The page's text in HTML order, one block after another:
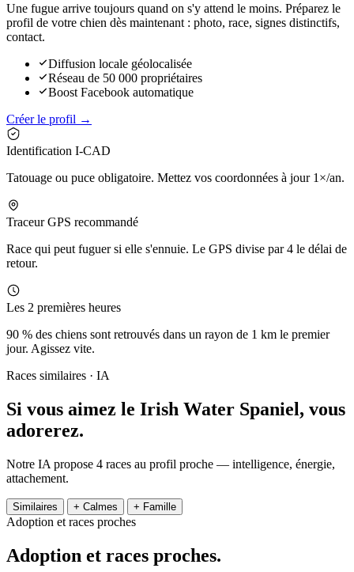
Une fugue arrive toujours quand on s'y attend le moins. Préparez le
profil de votre chien dès maintenant : photo, race, signes distinctifs,
contact.
Diffusion locale géolocalisée
Réseau de 50 000 propriétaires
Boost Facebook automatique
Créer le profil →
Identification I-CAD
Tatouage ou puce obligatoire. Mettez vos coordonnées à jour 1×/an.
Traceur GPS recommandé
Race qui peut fuguer si elle s'ennuie. Le GPS divise par 4 le délai de
retour.
Les 2 premières heures
90 % des chiens sont retrouvés dans un rayon de 1 km le premier
jour. Agissez vite.
Races similaires · IA
Si vous aimez le Irish Water Spaniel, vous
adorerez.
Notre IA propose 4 races au profil proche — intelligence, énergie,
attachement.
Similaires + Calmes + Famille
Adoption et races proches
Adoption et races proches.